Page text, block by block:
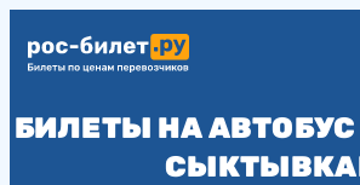
БИЛЕТЫ НА